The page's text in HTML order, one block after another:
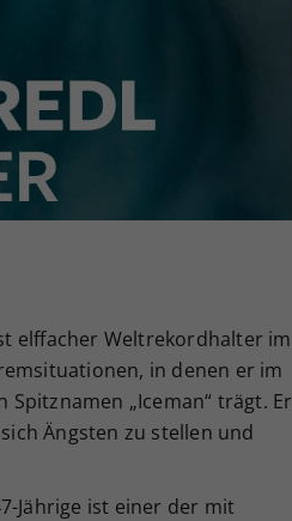
elffacher Weltrekordhalter im
in denen er im
„Iceman“ trägt. Er
Ängsten zu stellen und
Jährige ist einer der mit
Einstellungen, falls der
Betreiber dies eingestellt hat.